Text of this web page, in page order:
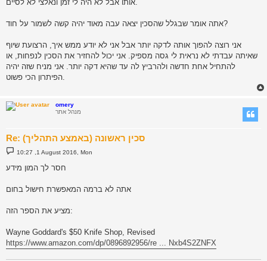
אותו אבל לא היה לי זמן ונאלצי לא לסיים.
אתה אומר שבגלל שהסכין יצאה עבה מאוד יהיה קשה לשמור על חוד?
אני רוצה להפוך אותה לדקה יותר אבל אני לא יודע ממש איך, הרצועת שיוף
שאיתה עבדתי לא נראית לי גסה מספיק. אני יכול להחזיר את הסכין לנפחות, או
להתחיל אחת חדשה ולהרביץ לה עד שהיא דקה יותר. אני מניח שזה יהיה
הפיתרון הכי פשוט.
omery
מנהל אתר
Re: סכין ראשונה (באמצע התהליך)
P
o
10:27 ,1 August 2016, Mon
חסר לך המון מידע
אתה לא ברמה המאפשרת חישול בחום
מציע את הספר הזה:
Wayne Goddard's $50 Knife Shop, Revised
https://www.amazon.com/dp/0896892956/re ... Nxb4S2ZNFX